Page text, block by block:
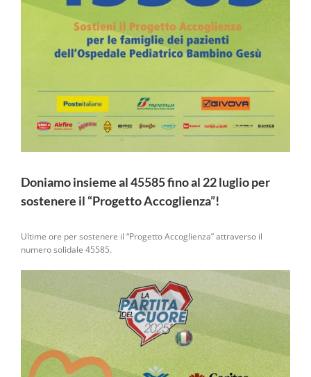
Doniamo insieme al 45585 fino al 22 luglio per
sostenere il “Progetto Accoglienza”!
Ultime ore per sostenere il “Progetto Accoglienza” attraverso il
numero solidale 45585.